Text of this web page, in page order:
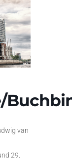
van
29.